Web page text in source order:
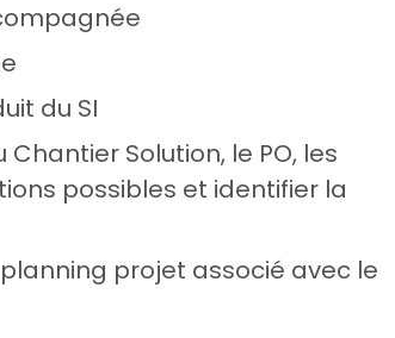
du SI
Solution, le PO, les
possibles et identifier la
projet associé avec le